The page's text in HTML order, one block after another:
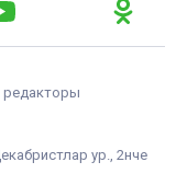
редакторы
ур., 2нче